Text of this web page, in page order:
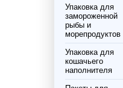
Упаковка для
замороженной
рыбы и
морепродуктов
Упаковка для
кошачьего
наполнителя